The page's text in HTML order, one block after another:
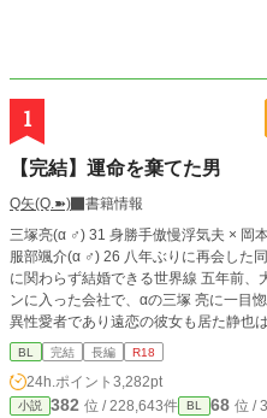
1
【完結】運命を棄てた男
Q矢(Q.➽)
書籍情報
三塚亮(α ♂) 31 身勝手傲慢浮気夫 × 岡本静也(β ♂) 26 強引に妻にされた美青年
服部颯介(α ♂) 26 八年ぶりに再会した同級生(？
に関わらず結婚できる世界線 五年前、大学生だった岡本静也（β）は、インター
ンに入った会社で、αの三塚 亮に一目
異性愛者であり遠恋の彼女も居た静也
が、ある時三塚に酒に酔わされ、抱か
た三塚は、強引に静也を略奪、結婚。
始める。しかも相手はΩで、三塚と番
ース法により、婚姻外の番契約は禁止
BL 完結 長編 R18
24h.ポイント 3,282pt
小説 382 位 / 228,643件 BL 68 位 /